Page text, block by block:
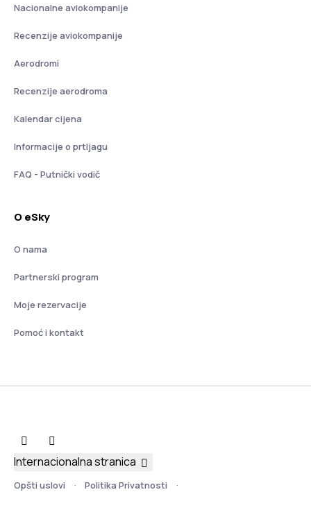
Nacionalne aviokompanije
Recenzije aviokompanije
Aerodromi
Recenzije aerodroma
Kalendar cijena
Informacije o prtljagu
FAQ - Putnički vodič
O eSky
O nama
Partnerski program
Moje rezervacije
Pomoć i kontakt
Opšti uslovi Politika Privatnosti
Internacionalna stranica